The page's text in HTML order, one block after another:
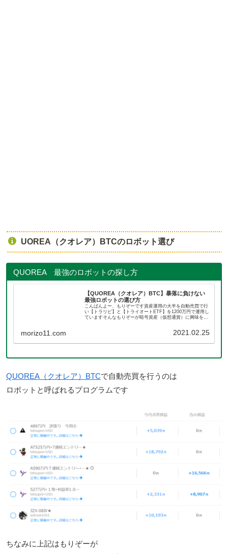
UOREA（クオレア）BTCのロボット選び
QUOREA 最強のロボットの探し方
【QUOREA（クオレア）BTC】暴落に負けない
最強ロボットの選び方
こんばんよー、もりぞーです資産運用の大半を自動売買で行
い【トラリピ】と【トライオートETF】を1200万円で運用し
ていますそんなもりぞーが暗号資産（仮想通貨）に興味を持
morizo11.com 2021.02.25
QUOREA（クオレア）BTCで自動売買を行うのは
ロボットと呼ばれるプログラムです
ちなみに上記はもりぞーが